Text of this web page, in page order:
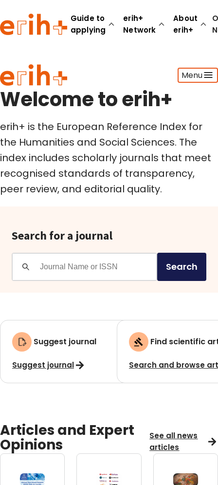
Guide to
applying
erih+
Network
About
erih+
Menu
Guide to applying
erih+ Network
About erih+
OPERAS Norge
Go to login
Welcome to erih+
erih+ is the European Reference Index for
the Humanities and Social Sciences. The
index includes scholarly journals that meet
recognised standards of transparency,
peer review, and editorial quality.
Search for a journal
Search
Suggest journal
Suggest journal
Find scientific
Search and browse
Articles and Expert
Opinions
See all news
articles